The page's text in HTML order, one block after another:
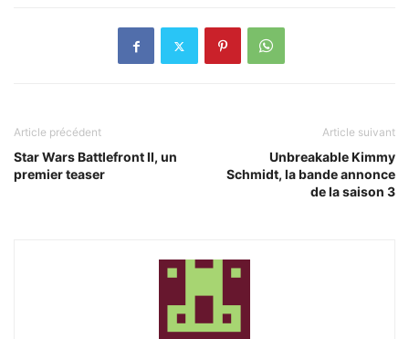
Article précédent
Star Wars Battlefront II, un
premier teaser
Article suivant
Unbreakable Kimmy
Schmidt, la bande annonce
de la saison 3